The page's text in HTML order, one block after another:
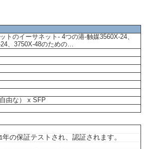
トのイーサネット- 4つの港-触媒3560X-24、
、3750X-48のための…
由な） x SFP
の保証テストされ、認証されます。